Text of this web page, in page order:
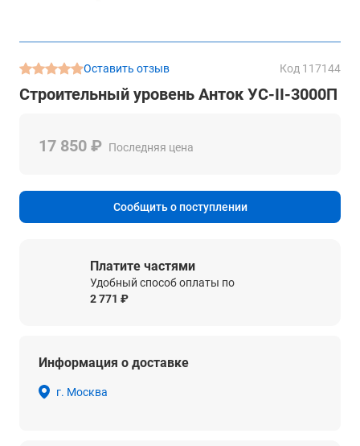
Оставить отзыв Код 117144
Строительный уровень Анток УС-II-3000П
17 850 ₽ Последняя цена
Сообщить о поступлении
Платите частями
Удобный способ оплаты по
2 771 ₽
Информация о доставке
г. Москва